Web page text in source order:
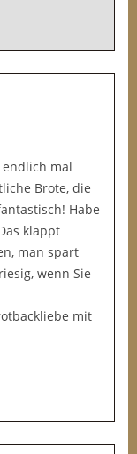
mal
Brote, die
Habe
klappt
man spart
wenn Sie
mit